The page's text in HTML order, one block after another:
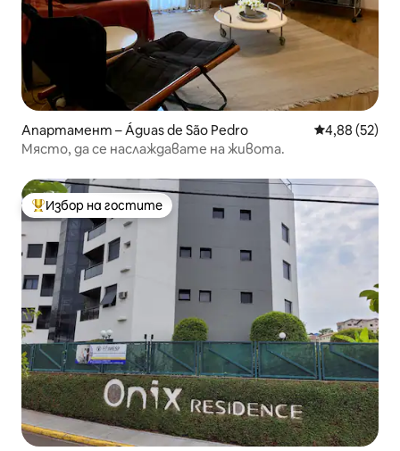
Апартамент – Águas de São Pedro Средна
4,88 (52)
Място, да се наслаждавате на живота.
Най-популярен избор на гостите
Избор на гостите